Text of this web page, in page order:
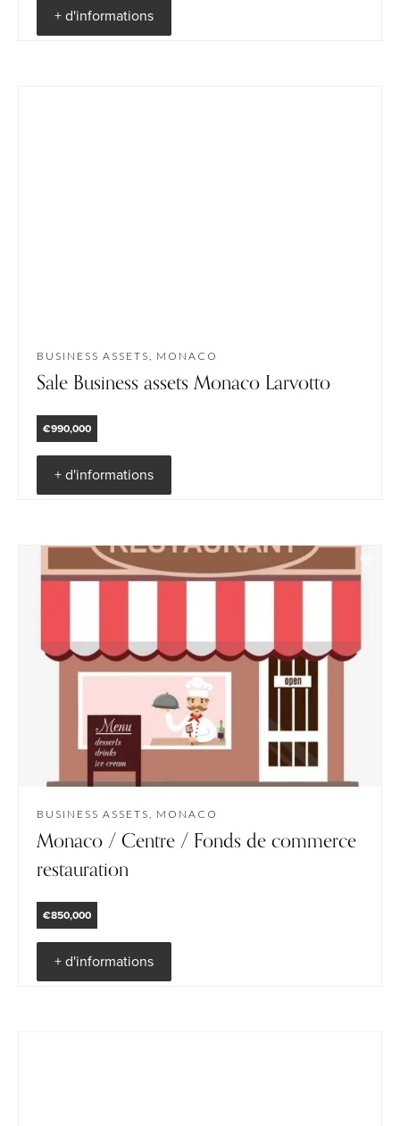
+ d'informations
BUSINESS ASSETS, MONACO
Sale Business assets Monaco Larvotto
€990,000
+ d'informations
BUSINESS ASSETS, MONACO
Monaco / Centre / Fonds de commerce
restauration
€850,000
+ d'informations